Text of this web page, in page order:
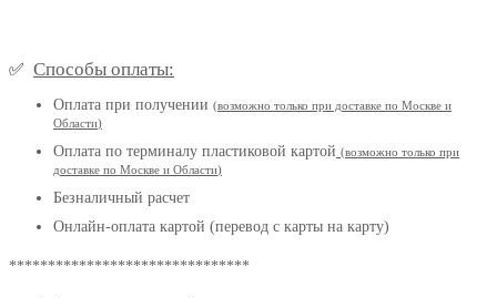
✅ Способы оплаты:
Оплата при получении (возможно только при доставке по Москве и
Области)
Оплата по терминалу пластиковой картой (возможно только при
доставке по Москве и Области)
Безналичный расчет
Онлайн-оплата картой (перевод с карты на карту)
*******************************